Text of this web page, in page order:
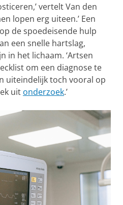
vertelt Van den
lopen erg uiteen.’ Een
de spoedeisende hulp
een snelle hartslag,
in het lichaam. ‘Artsen
om een diagnose te
uiteindelijk toch vooral op
uit onderzoek.’